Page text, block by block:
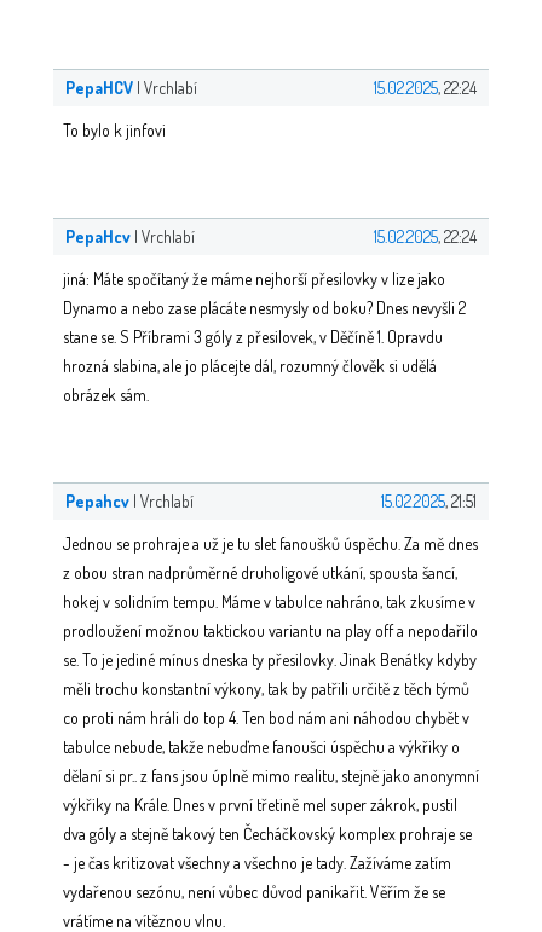
PepaHCV | Vrchlabí 15.02.2025, 22:24
To bylo k jinfovi
PepaHcv | Vrchlabí 15.02.2025, 22:24
jiná: Máte spočítaný že máme nejhorší přesilovky v lize jako
Dynamo a nebo zase plácáte nesmysly od boku? Dnes nevyšli 2
stane se. S Příbrami 3 góly z přesilovek, v Děčíně 1. Opravdu
hrozná slabina, ale jo plácejte dál, rozumný člověk si udělá
obrázek sám.
Pepahcv | Vrchlabí 15.02.2025, 21:51
Jednou se prohraje a už je tu slet fanoušků úspěchu. Za mě dnes
z obou stran nadprůměrné druholigové utkání, spousta šancí,
hokej v solidním tempu. Máme v tabulce nahráno, tak zkusíme v
prodloužení možnou taktickou variantu na play off a nepodařilo
se. To je jediné mínus dneska ty přesilovky. Jinak Benátky kdyby
měli trochu konstantní výkony, tak by patřili určitě z těch týmů
co proti nám hráli do top 4. Ten bod nám ani náhodou chybět v
tabulce nebude, takže nebuďme fanoušci úspěchu a výkřiky o
dělaní si pr.. z fans jsou úplně mimo realitu, stejně jako anonymní
výkřiky na Krále. Dnes v první třetině mel super zákrok, pustil
dva góly a stejně takový ten Čecháčkovský komplex prohraje se
- je čas kritizovat všechny a všechno je tady. Zažíváme zatím
vydařenou sezónu, není vůbec důvod panikařit. Věřím že se
vrátíme na vítěznou vlnu.